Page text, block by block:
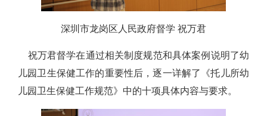
深圳市龙岗区人民政府督学 祝万君
祝万君督学在通过相关制度规范和具体案例说明了幼
儿园卫生保健工作的重要性后，逐一详解了《托儿所幼
儿园卫生保健工作规范》中的十项具体内容与要求。